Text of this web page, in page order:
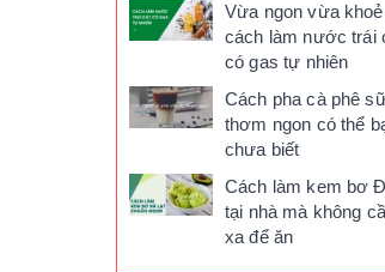
Vừa ngon vừa
cách làm nước trái
có gas tự nhiên
Cách pha cà phê
thơm ngon có thể
chưa biết
Cách làm kem bơ
tại nhà mà không
xa để ăn